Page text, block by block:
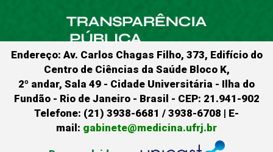
Endereço: Av. Carlos Chagas Filho, 373, Edifício do
Centro de Ciências da Saúde Bloco K,
2º andar, Sala 49 - Cidade Universitária - Ilha do
Fundão - Rio de Janeiro - Brasil - CEP: 21.941-902
Telefone: (21) 3938-6681 / 3938-6708 | E-
mail: gabinete@medicina.ufrj.br